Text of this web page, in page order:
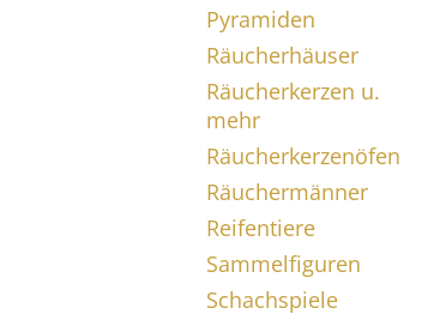
Pyramiden
Räucherhäuser
Räucherkerzen u.
mehr
Räucherkerzenöfen
Räuchermänner
Reifentiere
Sammelfiguren
Schachspiele